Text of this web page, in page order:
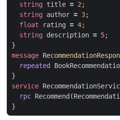
string title = 2;
string author = 3;
float
rating = 4;
string description = 5;
}
message
repeated
}
service
rpc Recommend (
}